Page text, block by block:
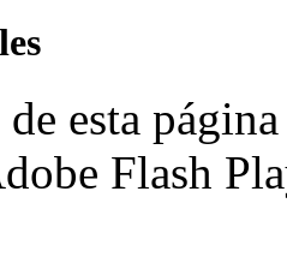
esta
Flash